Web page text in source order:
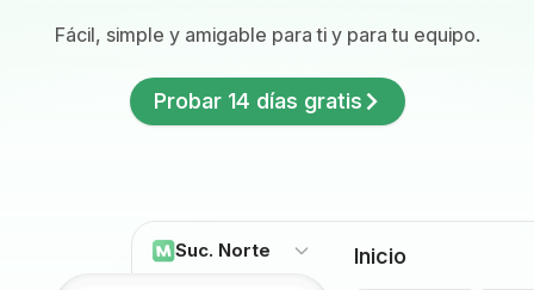
Fácil, simple y amigable para ti y para tu equipo.
Probar 14 días gratis
Suc. Norte Inicio